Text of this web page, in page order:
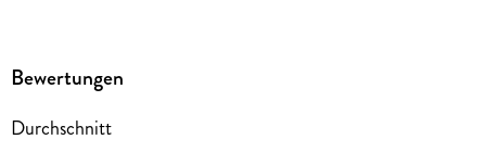
Bewertungen
Durchschnitt